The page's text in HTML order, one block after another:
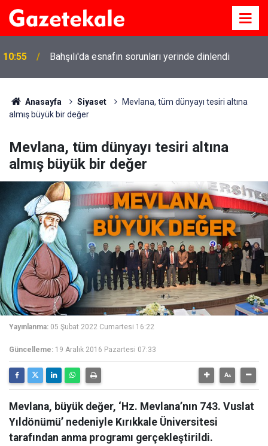
10:55 Bahşılı'da esnafın sorunları yerinde dinlendi
Anasayfa Siyaset
Mevlana, tüm dünyayı tesiri altına
almış büyük bir değer
Mevlana, tüm dünyayı tesiri altına
almış büyük bir değer
Yayınlanma: 05 Şubat 2022 Cumartesi 16:22
Güncelleme: 19 Aralık 2016 Pazartesi 07:33
Mevlana, büyük değer, ‘Hz. Mevlana’nın 743. Vuslat
Yıldönümü’ nedeniyle Kırıkkale Üniversitesi
tarafından anma programı gerçekleştirildi.